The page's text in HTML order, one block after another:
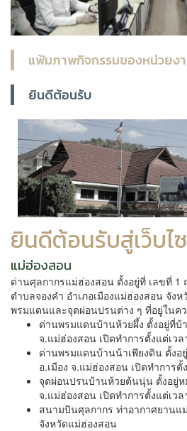
แฟ้มภาพกิจกรรมของหน่วยง
ยินดีต้อนรับ
ยินดีต้อนรับสู่เว็บไ
แม่ฮ่องสอน
ด่านศุลกากรแม่ฮ่องสอน ตั้งอยู่ที่ เลขที่
ตำบลจองคำ อำเภอเมืองแม่ฮ่องสอน จัง
พรมแดนและจุดผ่อนปรนต่าง ๆ ที่อยู่ในค
ด่านพรมแดนบ้านห้วยผึ้ง ตั้งอยู่ที่บ้
จ.แม่ฮ่องสอน เปิดทำการตั้งแต่เว
ด่านพรมแดนบ้านน้าเพียงดิน ตั้งอ
อ.เมือง จ.แม่ฮ่องสอน เปิดทำการ
จุดผ่อนปรนบ้านห้วยต้นนุ่น ตั้งอยู่ห
จ.แม่ฮ่องสอน เปิดทำการตั้งแต่เว
สนามบินศุลกากร ท่าอากาศยานแ
จังหวัดแม่ฮ่องสอน